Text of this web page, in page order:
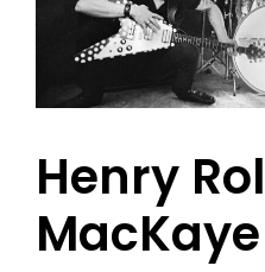
Henry